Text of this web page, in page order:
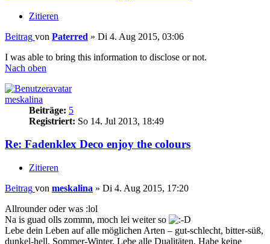
Zitieren
Beitrag von Paterred » Di 4. Aug 2015, 03:06
I was able to bring this information to disclose or not.
Nach oben
meskalina
Beiträge: 5
Registriert: So 14. Jul 2013, 18:49
Re: Fadenklex Deco enjoy the colours
Zitieren
Beitrag von meskalina » Di 4. Aug 2015, 17:20
Allrounder oder was :lol
Na is guad olls zommn, moch lei weiter so
Lebe dein Leben auf alle möglichen Arten – gut-schlecht, bitter-süß,
dunkel-hell, Sommer-Winter. Lebe alle Dualitäten. Habe keine